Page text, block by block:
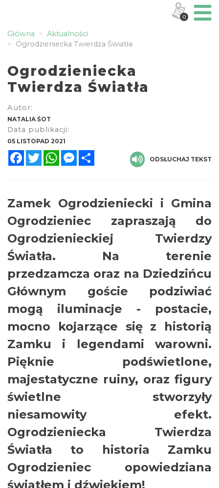
Główna
Aktualności
Ogrodzieniecka Twierdza Światła
Ogrodzieniecka
Twierdza Światła
Autor:
NATALIA ŚOT
Data publikacji:
05 LISTOPAD 2021
FacebookTwitterWhatsAppMessenger
ODSŁUCHAJ TEKST
Zamek Ogrodzieniecki i Gmina
Ogrodzieniec zapraszają do
Ogrodzienieckiej Twierdzy
Światła. Na terenie
przedzamcza oraz na Dziedzińcu
Głównym goście podziwiać
mogą iluminacje - postacie,
mocno kojarzące się z historią
Zamku i legendami warowni.
Pięknie podświetlone,
majestatyczne ruiny, oraz figury
świetlne stworzyły
niesamowity efekt.
Ogrodzieniecka Twierdza
Światła to historia Zamku
Ogrodzieniec opowiedziana
światłem i dźwiękiem!
0